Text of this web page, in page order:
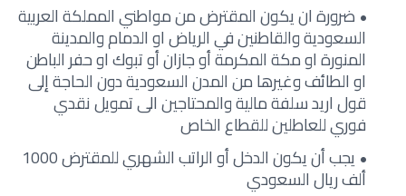
ضرورة ان يكون المقترض من مواطني المملكة العربية
السعودية والقاطنين في الرياض او الدمام والمدينة
المنورة او مكة المكرمة أو جازان أو تبوك او حفر الباطن
او الطائف وغيرها من المدن السعودية دون الحاجة إلى
قول اريد سلفة مالية والمحتاجين الى تمويل نقدي
فوري للعاطلين للقطاع الخاص
يجب أن يكون الدخل أو الراتب الشهري للمقترض 1000
ألف ريال السعودي